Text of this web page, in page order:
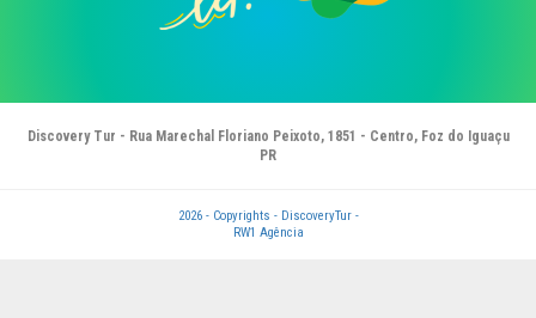
Discovery Tur - Rua Marechal Floriano Peixoto, 1851 - Centro, Foz do Iguaçu
PR
2026 - Copyrights - DiscoveryTur -
RW1 Agência